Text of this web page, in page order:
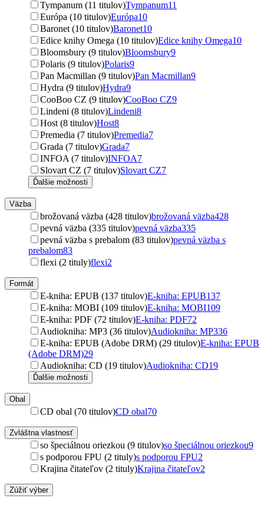
Tympanum (11 titulov)Tympanum11
Európa (10 titulov)Európa10
Baronet (10 titulov)Baronet10
Edice knihy Omega (10 titulov)Edice knihy Omega10
Bloomsbury (9 titulov)Bloomsbury9
Polaris (9 titulov)Polaris9
Pan Macmillan (9 titulov)Pan Macmillan9
Hydra (9 titulov)Hydra9
CooBoo CZ (9 titulov)CooBoo CZ9
Lindeni (8 titulov)Lindeni8
Host (8 titulov)Host8
Premedia (7 titulov)Premedia7
Grada (7 titulov)Grada7
INFOA (7 titulov)INFOA7
Slovart CZ (7 titulov)Slovart CZ7
Ďalšie možnosti
Väzba
brožovaná väzba (428 titulov)brožovaná väzba428
pevná väzba (335 titulov)pevná väzba335
pevná väzba s prebalom (83 titulov)pevná väzba s
prebalom83
flexi (2 tituly)flexi2
Formát
E-kniha: EPUB (137 titulov)E-kniha: EPUB137
E-kniha: MOBI (109 titulov)E-kniha: MOBI109
E-kniha: PDF (72 titulov)E-kniha: PDF72
Audiokniha: MP3 (36 titulov)Audiokniha: MP336
E-kniha: EPUB (Adobe DRM) (29 titulov)E-kniha: EPUB
(Adobe DRM)29
Audiokniha: CD (19 titulov)Audiokniha: CD19
Ďalšie možnosti
Obal
CD obal (70 titulov)CD obal70
Zvláštna vlastnosť
so špeciálnou oriezkou (9 titulov)so špeciálnou oriezkou9
s podporou FPU (2 tituly)s podporou FPU2
Krajina čitateľov (2 tituly)Krajina čitateľov2
Zúžiť výber